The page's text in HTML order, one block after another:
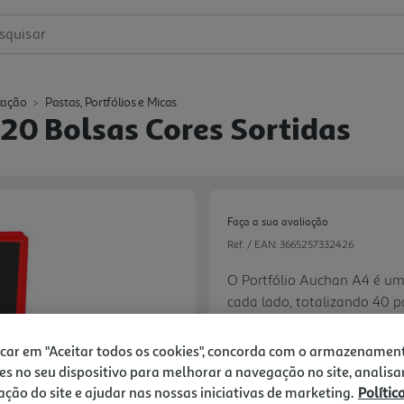
Pastas, Portfólios e Micas
Bolsas Cores Sortidas
Faça a sua avaliação
Ref. / EAN: 3665257332426
O Portfólio Auchan A4 é
cada lado, totalizando 40
documentos armazenados
significa que é projetado
formato padrão A4 (21 x
em "Aceitar todos os cookies", concorda com o
no seu dispositivo para melhorar a navegação no site,
do site e ajudar nas nossas iniciativas de marketing.